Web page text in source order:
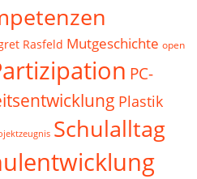
Rasfeld Mutgeschichte open
PC-
Plastik
Schulalltag